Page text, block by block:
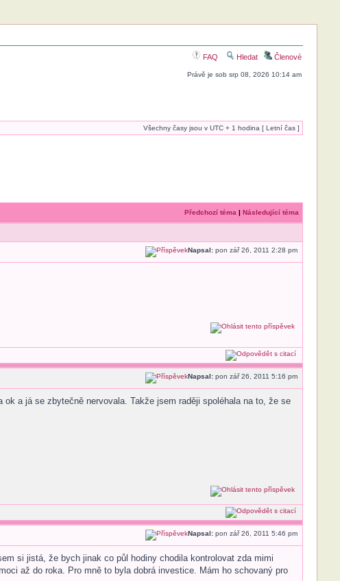
FAQ Hledat Členové
Právě je sob srp 08, 2026 10:14 am
Všechny časy jsou v UTC + 1 hodina [ Letní čas ]
Předchozí téma | Následující téma
Napsal:pon zář 26, 2011 2:28 pm
Napsal:pon zář 26, 2011 5:16 pm
a já se zbytečně nervovala. Takže jsem raději spoléhala na to, že se
Napsal:pon zář 26, 2011 5:46 pm
si jistá, že bych jinak co půl hodiny chodila kontrolovat zda mimi
až do roka. Pro mně to byla dobrá investice. Mám ho schovaný pro